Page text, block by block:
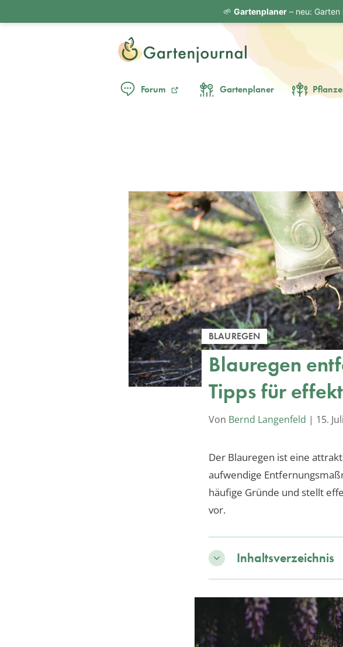
Forum Gartenplaner
BLAUREGEN
Blauregen
Tipps für
Von Bernd Langenfeld | 15.
Der Blauregen ist eine
aufwendige
häufige Gründe und stellt
vor.
Inhaltsverzeichnis
🌱 Gartenplaner– neu: Garten